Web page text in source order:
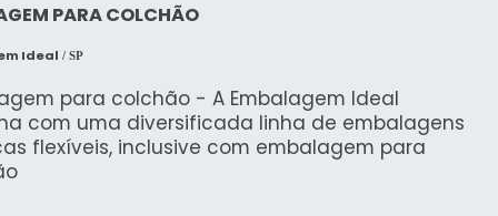
mas também influenciar a decisão de
de mercados competitivos.
expostas a diferentes temperaturas.
úteis após o uso, como suportes ou brinquedos.
PARA COLCHÃO
Ideal / SP
para colchão - A Embalagem Ideal
com uma diversificada linha de embalagens
flexíveis, inclusive com embalagem para